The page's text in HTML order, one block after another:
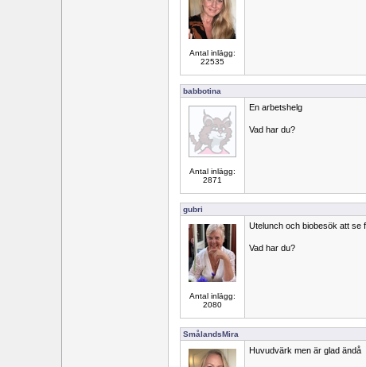
Antal inlägg:
22535
babbotina
Antal inlägg:
2871
En arbetshelg
Vad har du?
gubri
Antal inlägg:
2080
Utelunch och biobesök att se
Vad har du?
SmålandsMira
Huvudvärk men är glad ändå